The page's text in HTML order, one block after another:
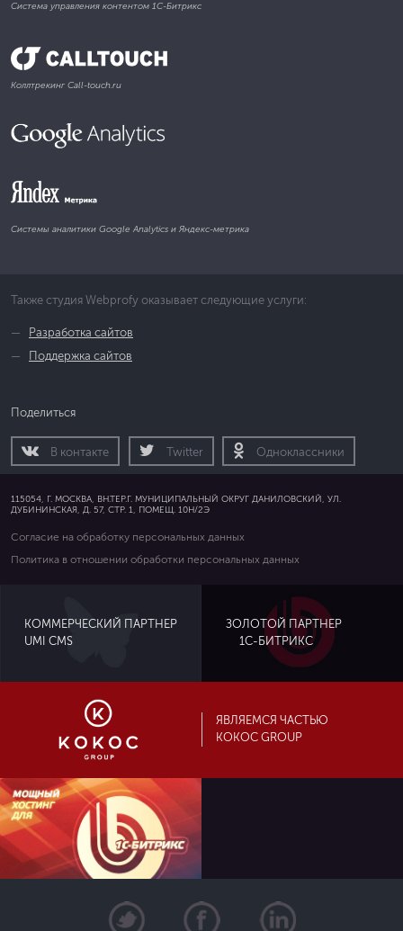
Система управления контентом 1С-Битрикс
Коллтрекинг Call-touch.ru
Системы аналитики Google Analytics и Яндекс-метрика
Также студия Webprofy оказывает следующие услуги:
Разработка сайтов
Поддержка сайтов
Поделиться
В контакте Twitter Одноклассники
115054, Г. МОСКВА, ВН.ТЕР.Г. МУНИЦИПАЛЬНЫЙ ОКРУГ ДАНИЛОВСКИЙ, УЛ.
ДУБИНИНСКАЯ, Д. 57, СТР. 1, ПОМЕЩ. 10Н/2Э
Согласие на обработку персональных данных
Политика в отношении обработки персональных данных
КОММЕРЧЕСКИЙ ПАРТНЕР
UMI CMS
ЗОЛОТОЙ ПАРТНЕР
1С-БИТРИКС
ЯВЛЯЕМСЯ ЧАСТЬЮ
KOKOC GROUP